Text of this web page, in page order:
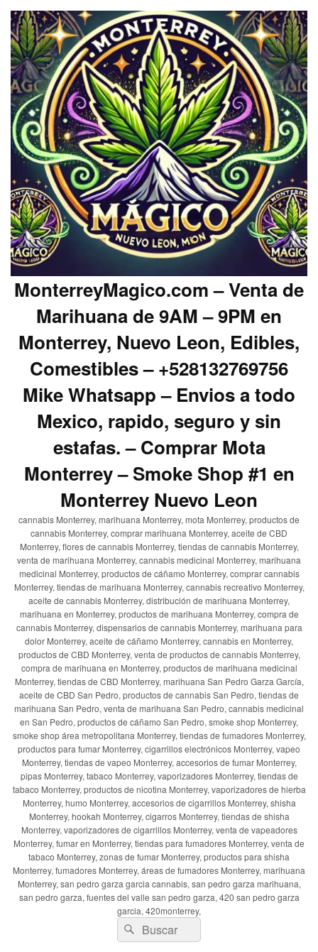
MonterreyMagico.com – Venta de
Marihuana de 9AM – 9PM en
Monterrey, Nuevo Leon, Edibles,
Comestibles – +528132769756
Mike Whatsapp – Envios a todo
Mexico, rapido, seguro y sin
estafas. – Comprar Mota
Monterrey – Smoke Shop #1 en
Monterrey Nuevo Leon
cannabis Monterrey, marihuana Monterrey, mota Monterrey, productos de
cannabis Monterrey, comprar marihuana Monterrey, aceite de CBD
Monterrey, flores de cannabis Monterrey, tiendas de cannabis Monterrey,
venta de marihuana Monterrey, cannabis medicinal Monterrey, marihuana
medicinal Monterrey, productos de cáñamo Monterrey, comprar cannabis
Monterrey, tiendas de marihuana Monterrey, cannabis recreativo Monterrey,
aceite de cannabis Monterrey, distribución de marihuana Monterrey,
marihuana en Monterrey, productos de marihuana Monterrey, compra de
cannabis Monterrey, dispensarios de cannabis Monterrey, marihuana para
dolor Monterrey, aceite de cáñamo Monterrey, cannabis en Monterrey,
productos de CBD Monterrey, venta de productos de cannabis Monterrey,
compra de marihuana en Monterrey, productos de marihuana medicinal
Monterrey, tiendas de CBD Monterrey, marihuana San Pedro Garza García,
aceite de CBD San Pedro, productos de cannabis San Pedro, tiendas de
marihuana San Pedro, venta de marihuana San Pedro, cannabis medicinal
en San Pedro, productos de cáñamo San Pedro, smoke shop Monterrey,
smoke shop área metropolitana Monterrey, tiendas de fumadores Monterrey,
productos para fumar Monterrey, cigarrillos electrónicos Monterrey, vapeo
Monterrey, tiendas de vapeo Monterrey, accesorios de fumar Monterrey,
pipas Monterrey, tabaco Monterrey, vaporizadores Monterrey, tiendas de
tabaco Monterrey, productos de nicotina Monterrey, vaporizadores de hierba
Monterrey, humo Monterrey, accesorios de cigarrillos Monterrey, shisha
Monterrey, hookah Monterrey, cigarros Monterrey, tiendas de shisha
Monterrey, vaporizadores de cigarrillos Monterrey, venta de vapeadores
Monterrey, fumar en Monterrey, tiendas para fumadores Monterrey, venta de
tabaco Monterrey, zonas de fumar Monterrey, productos para shisha
Monterrey, fumadores Monterrey, áreas de fumadores Monterrey, marihuana
Monterrey, san pedro garza garcia cannabis, san pedro garza marihuana,
san pedro garza, fuentes del valle san pedro garza, 420 san pedro garza
garcia, 420monterrey,
Buscar
por:
Buscar